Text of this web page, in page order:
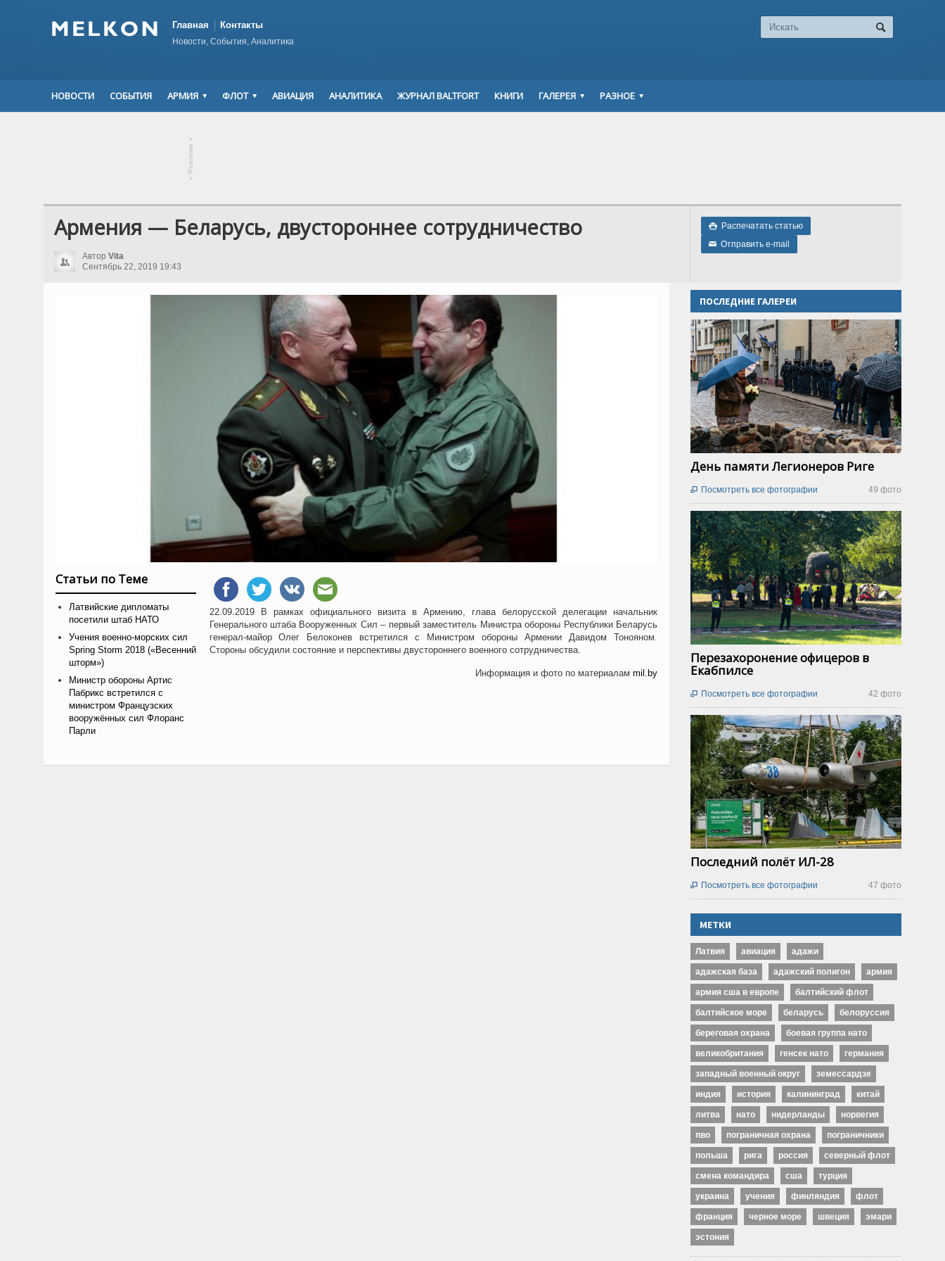
Главная Контакты
Новости, События, Аналитика
НОВОСТИ СОБЫТИЯ АРМИЯ ФЛОТ АВИАЦИЯ АНАЛИТИКА ЖУРНАЛ BALTFORT КНИГИ ГАЛЕРЕЯ РАЗНОЕ
▾
Реклама
▾
 Распечатать статью
✉ Отправить e-mail
Армения — Беларусь, двустороннее сотрудничество
Автор Vita
Сентябрь 22, 2019 19:43
Статьи по Теме
Латвийские дипломаты
посетили штаб НАТО
Учения военно-морских сил
Spring Storm 2018 («Весенний
шторм»)
Министр обороны Артис
Пабрикс встретился с
министром Французских
вооружённых сил Флоранс
Парли
22.09.2019 В рамках официального визита в Армению, глава белорусской делегации начальник
Генерального штаба Вооруженных Сил – первый заместитель Министра обороны Республики Беларусь
генерал-майор Олег Белоконев встретился с Министром обороны Армении Давидом Тонояном.
Стороны обсудили состояние и перспективы двустороннего военного сотрудничества.
Информация и фото по материалам mil.by
ПОСЛЕДНИЕ ГАЛЕРЕИ
День памяти Легионеров Риге
49 фото
 Посмотреть все фотографии
Перезахоронение офицеров в
Екабпилсе
42 фото
 Посмотреть все фотографии
Последний полёт ИЛ-28
47 фото
 Посмотреть все фотографии
МЕТКИ
Латвия авиация адажи
адажская база адажский полигон армия
армия сша в европе балтийский флот
балтийское море беларусь белоруссия
береговая охрана боевая группа нато
великобритания генсек нато германия
западный военный округ земессардзе
индия история калининград китай
литва нато нидерланды норвегия
пво пограничная охрана пограничники
польша рига россия северный флот
смена командира сша турция
украина учения финляндия флот
франция черное море швеция эмари
эстония